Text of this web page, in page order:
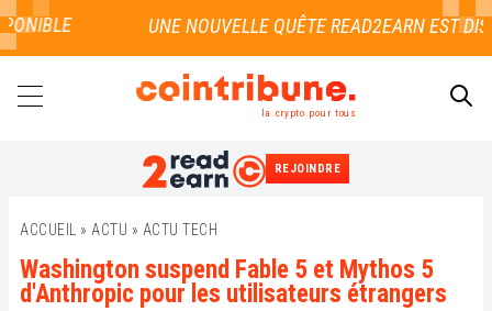
la crypto pour tous
REJOINDRE
ACCUEIL » ACTU » ACTU TECH
Washington suspend Fable 5 et Mythos 5
d'Anthropic pour les utilisateurs étrangers